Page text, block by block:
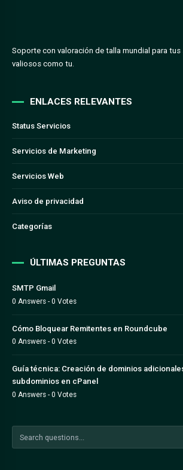
Soporte con valoración de talla mundial para tus
valiosos como tu.
ENLACES RELEVANTES
Status Servicios
Servicios de Marketing
Servicios Web
Aviso de privacidad
Categorías
ÚLTIMAS PREGUNTAS
SMTP Gmail
0 Answers - 0 Votes
Cómo Bloquear Remitentes en Roundcube
0 Answers - 0 Votes
Guía técnica: Creación de dominios
subdominios en cPanel
0 Answers - 0 Votes